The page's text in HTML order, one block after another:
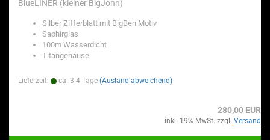
BlueLINER (kleiner BigJohn)
Silber Zifferblatt mit BigBen Motiv
Saphirglas
100m Wasserdicht
Titangehäuse
Lieferzeit: ca. 3-4 Tage (Ausland abweichend)
280,00 EUR
inkl. 19% MwSt. zzgl. Versand